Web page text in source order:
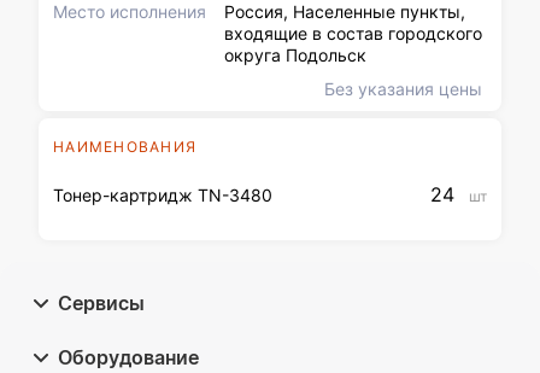
Место исполнения
Россия, Населенные пункты,
входящие в состав городского
округа Подольск
Без указания цены
НАИМЕНОВАНИЯ
Тонер-картридж TN-3480 24 шт
Сервисы
Оборудование